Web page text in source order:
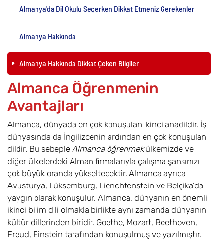
Almanya'da Dil Okulu Seçerken Dikkat Etmeniz Gerekenler
Almanya Hakkında
Almanya Hakkında Dikkat Çeken Bilgiler
Almanca Öğrenmenin
Avantajları
Almanca, dünyada en çok konuşulan ikinci anadildir. İş
dünyasında da İngilizcenin ardından en çok konuşulan
dildir. Bu sebeple Almanca öğrenmekülkemizde ve
diğer ülkelerdeki Alman firmalarıyla çalışma şansınızı
çok büyük oranda yükseltecektir. Almanca ayrıca
Avusturya, Lüksemburg, Lienchtenstein ve Belçika’da
yaygın olarak konuşulur. Almanca, dünyanın en önemli
ikinci bilim dili olmakla birlikte aynı zamanda dünyanın
kültür dillerinden biridir. Goethe, Mozart, Beethoven,
Freud, Einstein tarafından konuşulmuş ve yazılmıştır.